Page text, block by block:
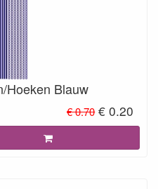
Hoeken Blauw
€ 0.70 € 0.20